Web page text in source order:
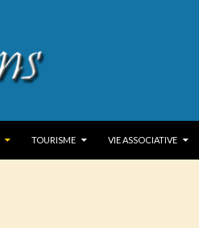
TOURISME VIE ASSOCIATIVE